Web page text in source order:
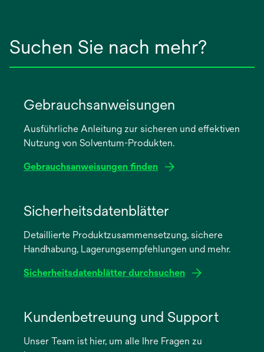
Suchen Sie nach mehr?
Gebrauchsanweisungen
Ausführliche Anleitung zur sicheren und effektiven
Nutzung von Solventum-Produkten.
Gebrauchsanweisungen finden
neuen
Registerkarte
Sicherheitsdatenblätter
Detaillierte Produktzusammensetzung, sichere
Handhabung, Lagerungsempfehlungen und mehr.
Sicherheitsdatenblätter durchsuchen
neuen
Kundenbetreuung und Support
Unser Team ist hier, um alle Ihre Fragen zu